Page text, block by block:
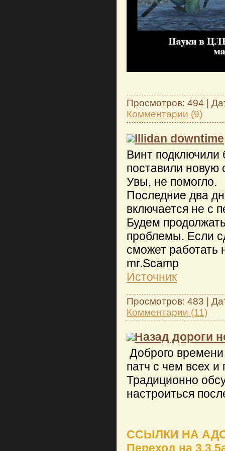
Просмотров: 494 |
Комментарии (9)
Illidan downtime
Винт подключили
поставили новую
Увы, не помогло.
Последние два
включается не с
Будем
проблемы. Если
сможет работать
mr.Scamp
Источник
Просмотров: 483 |
Комментарии (11)
Назад дороги
Доброго
патч с чем всех и
Традиционно
настроиться
ССЫЛКИ НА
Переход на